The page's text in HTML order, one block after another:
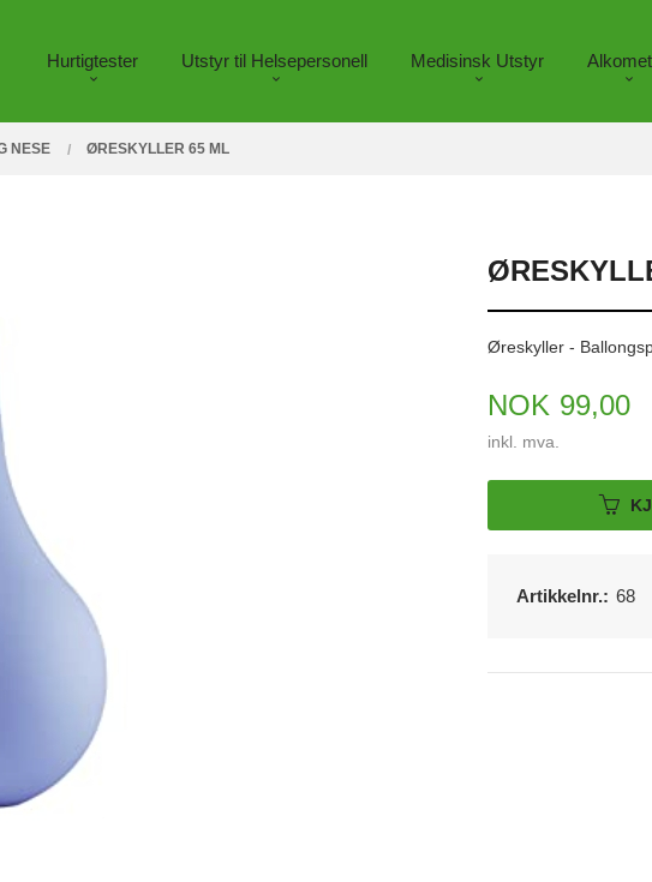
Hurtigtester Utstyr til Helsepersonell Medisinsk Utstyr
NESE ØRESKYLLER 65 ML
Øreskyller -
Pris
NOK 99,00
inkl. mva.
Artikkelnr.: 68